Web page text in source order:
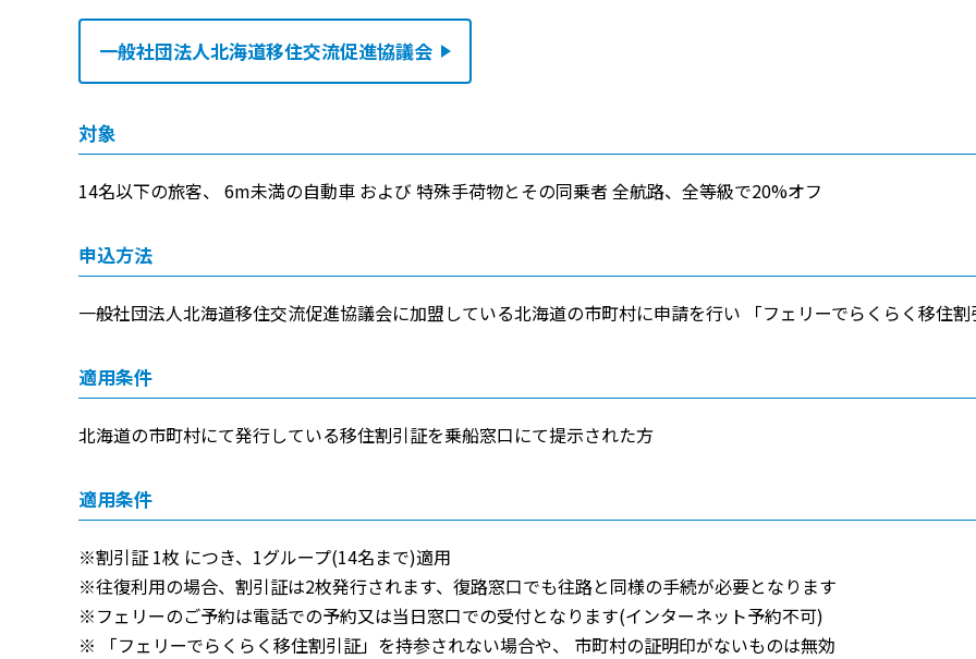
一般社団法人北海道移住交流促進協議会
対象
14名以下の旅客、 6m未満の自動車 および 特殊手荷物とその同乗者 全航路、全等級で20%オフ
申込方法
一般社団法人北海道移住交流促進協議会に加盟している北海道の市町村に申請を行い 「フェリーでらくらく移住
適用条件
北海道の市町村にて発行している移住割引証を乗船窓口にて提示された方
適用条件
※割引証 1枚 につき、1グループ(14名まで)適用
※往復利用の場合、割引証は2枚発行されます、復路窓口でも往路と同様の手続が必要となります
※フェリーのご予約は電話での予約又は当日窓口での受付となります(インターネット予約不可)
※ 「フェリーでらくらく移住割引証」を持参されない場合や、 市町村の証明印がないものは無効